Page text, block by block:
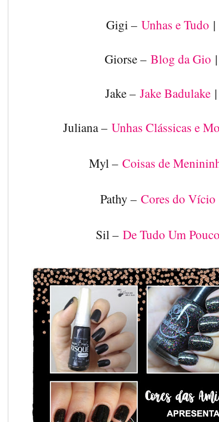
Gigi – Unhas e Tudo |
Giorse – Blog da Gio
Jake – Jake Badulake
Juliana – Unhas Clássicas e
Myl – Coisas de
Pathy – Cores do Vício
Sil – De Tudo Um